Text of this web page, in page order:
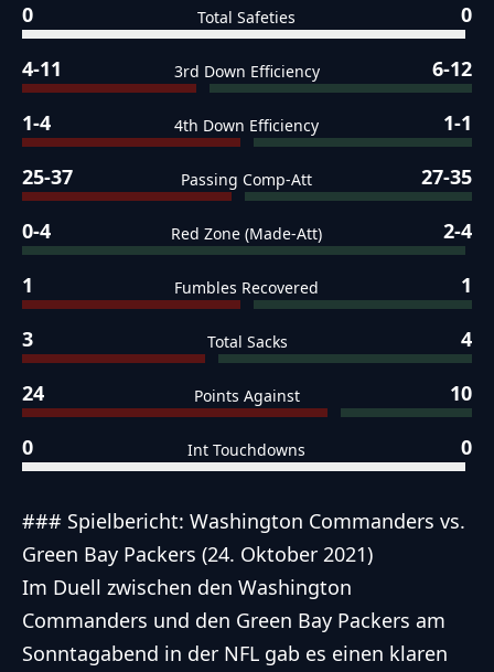
0 Total Safeties 0
4-11 3rd Down Efficiency 6-12
1-4 4th Down Efficiency 1-1
25-37 Passing Comp-Att 27-35
0-4 Red Zone (Made-Att) 2-4
1 Fumbles Recovered 1
3 Total Sacks 4
24 Points Against 10
0 Int Touchdowns 0
### Spielbericht: Washington Commanders vs.
Green Bay Packers (24. Oktober 2021)
Im Duell zwischen den Washington
Commanders und den Green Bay Packers am
Sonntagabend in der NFL gab es einen klaren